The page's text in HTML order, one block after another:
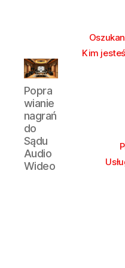
Poprawianie
nagrań
do
Sądu
Audio
Wideo
Popra
wianie
nagrań
do
Sądu
Audio
Wideo
Kim